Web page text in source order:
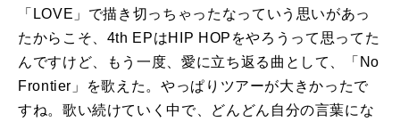
「LOVE」で描き切っちゃったなっていう思いがあっ
たからこそ、4th EPはHIP HOPをやろうって思ってた
んですけど、もう一度、愛に立ち返る曲として、「No
Frontier」を歌えた。やっぱりツアーが大きかったで
すね。歌い続けていく中で、どんどん自分の言葉にな